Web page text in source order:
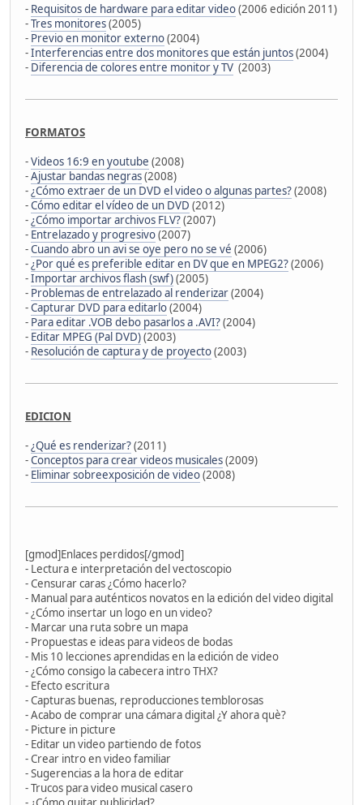
- Requisitos de hardware para editar video(2006 edición 2011)
-Tres monitores(2005)
- Previo en monitor externo(2004)
-Interferencias entre dos monitores que están juntos(2004)
- Diferencia de colores entre monitor y TV (2003)
FORMATOS
-Videos 16:9 en youtube (2008)
-Ajustar bandas negras(2008)
-¿Cómo extraer de un DVD el video o algunas partes?(2008)
-Cómo editar el vídeo de un DVD (2012)
-¿Cómo importar archivos FLV?(2007)
- Entrelazado y progresivo(2007)
-Cuando abro un avi se oye pero no se vé (2006)
-¿Por qué es preferible editar en DV que en MPEG2?(2006)
-Importar archivos flash (swf)(2005)
- Problemas de entrelazado al renderizar(2004)
-Capturar DVD para editarlo(2004)
- Para editar .VOB debo pasarlos a .AVI?(2004)
- Editar MPEG (Pal DVD)(2003)
- Resolución de captura y de proyecto(2003)
EDICION
-¿Qué es renderizar?(2011)
-Conceptos para crear videos musicales(2009)
- Eliminar sobreexposición de video(2008)
[gmod]Enlaces perdidos[/gmod]
- Lectura e interpretación del vectoscopio
- Censurar caras ¿Cómo hacerlo?
- Manual para auténticos novatos en la edición del video digital
- ¿Cómo insertar un logo en un video?
- Marcar una ruta sobre un mapa
- Propuestas e ideas para videos de bodas
- Mis 10 lecciones aprendidas en la edición de video
- ¿Cómo consigo la cabecera intro THX?
- Efecto escritura
- Capturas buenas, reproducciones temblorosas
- Acabo de comprar una cámara digital ¿Y ahora què?
- Picture in picture
- Editar un video partiendo de fotos
- Crear intro en video familiar
- Sugerencias a la hora de editar
- Trucos para video musical casero